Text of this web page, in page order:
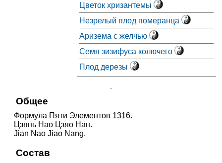
Цветок хризантемы
Незрелый плод померанца
Аризема с желчью
Семя зизифуса колючего
Плод дерезы
Общее
Формула Пяти Элементов 1316.
Цзянь Нао Цзяо Нан.
Jian Nao Jiao Nang.
Состав